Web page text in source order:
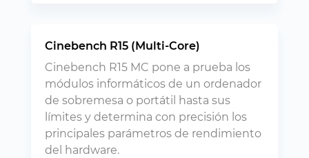
Cinebench R15 (Multi-Core)
Cinebench R15 MC pone a prueba los
módulos informáticos de un ordenador
de sobremesa o portátil hasta sus
límites y determina con precisión los
principales parámetros de rendimiento
del hardware.